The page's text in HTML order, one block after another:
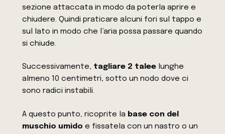
sezione attaccata in modo da poterla aprire e
chiudere. Quindi praticare alcuni fori sul tappo e
sul lato in modo che l’aria possa passare quando
si chiude.
Successivamente, tagliare 2 talee lunghe
almeno 10 centimetri, sotto un nodo dove ci
sono radici instabili.
A questo punto, ricoprite la base con del
muschio umido e fissatela con un nastro o un